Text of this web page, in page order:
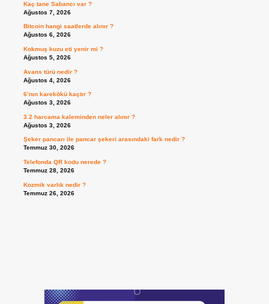
Kaç tane Sabancı var ?
Ağustos 7, 2026
Bitcoin hangi saatlerde alınır ?
Ağustos 6, 2026
Kokmuş kuzu eti yenir mi ?
Ağustos 5, 2026
Avans türü nedir ?
Ağustos 4, 2026
6’nın karekökü kaçtır ?
Ağustos 3, 2026
3.2 harcama kaleminden neler alınır ?
Ağustos 3, 2026
Şeker pancarı ile pancar şekeri arasındaki fark nedir ?
Temmuz 30, 2026
Telefonda QR kodu nerede ?
Temmuz 28, 2026
Kozmik varlık nedir ?
Temmuz 26, 2026